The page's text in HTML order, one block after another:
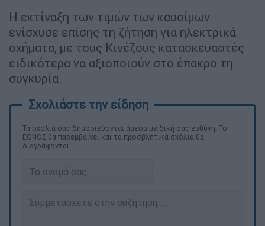
Η εκτίναξη των τιμών των καυσίμων
ενίσχυσε επίσης τη ζήτηση για ηλεκτρικά
οχήματα, με τους Κινέζους κατασκευαστές
ειδικότερα να αξιοποιούν στο έπακρο τη
συγκυρία.
Τα σχολιά σας δημοσιεύονται άμεσα με δική σας ευθύνη. Το
ΕΘΝΟΣ θα παρεμβαίνει και τα προσβλητικά σχόλια θα
διαγράφονται